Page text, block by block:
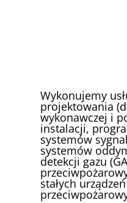
Wykonujemy
projektowania
wykonawczej i
instalacji,
systemów
systemów
detekcji gazu
stałych